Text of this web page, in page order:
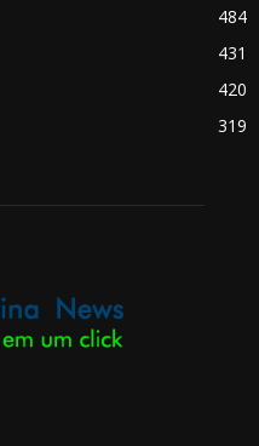
484
431
420
319